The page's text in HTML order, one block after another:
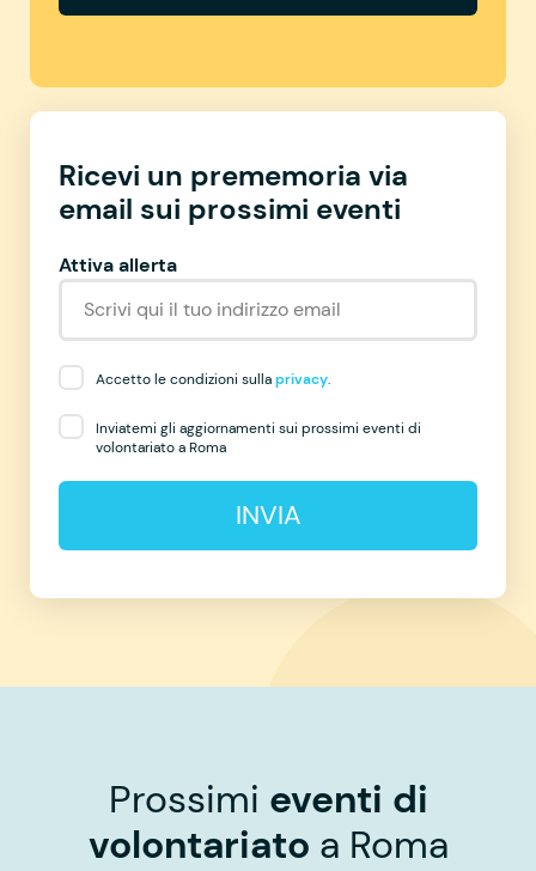
Ricevi un prememoria via
email sui prossimi eventi
Attiva allerta
Accetto le condizioni sullaprivacy.
Inviatemi gli aggiornamenti sui prossimi eventi di
volontariato a Roma
INVIA
Prossimi eventi di
volontariato a Roma